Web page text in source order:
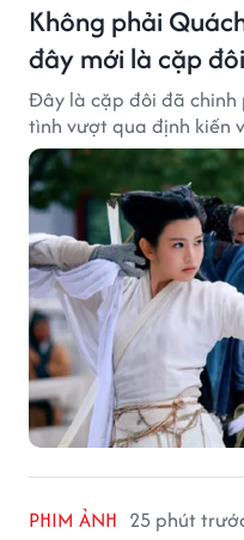
Không phải
đây mới là cặp
Đây là cặp đôi đã chinh
tình vượt qua định kiến
PHIM ẢNH 25 phút